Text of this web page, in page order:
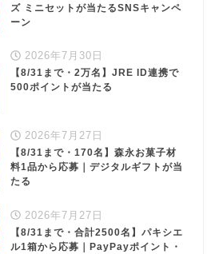
ズ ミニセットが当たるSNSキャンペ
ーン
2026年7月30日
【8/31まで・2万名】JRE ID連携で
500ポイントが当たる
2026年7月27日
【8/31まで・170名】森永お菓子材
料1品から応募｜デジタルギフトが当
たる
2026年7月27日
【8/31まで・合計2500名】パキシエ
ル1箱から応募｜PayPayポイント・